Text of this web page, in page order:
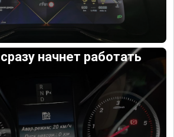
начнет работать